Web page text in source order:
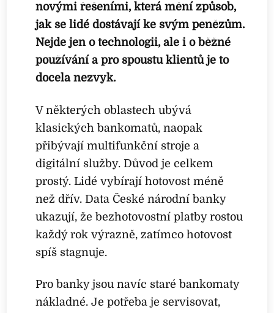
novými řešeními, která mění způsob,
jak se lidé dostávají ke svým penězům.
Nejde jen o technologii, ale i o běžné
používání a pro spoustu klientů je to
docela nezvyk.
V některých oblastech ubývá
klasických bankomatů, naopak
přibývají multifunkční stroje a
digitální služby. Důvod je celkem
prostý. Lidé vybírají hotovost méně
než dřív. Data České národní banky
ukazují, že bezhotovostní platby rostou
každý rok výrazně, zatímco hotovost
spíš stagnuje.
Pro banky jsou navíc staré bankomaty
nákladné. Je potřeba je servisovat,